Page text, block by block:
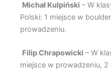
Michał Kulpiński – W
Polski: 1 miejsce w
prowadzeniu.
Filip Chrapowicki – W
miejsce w prowadzeniu,